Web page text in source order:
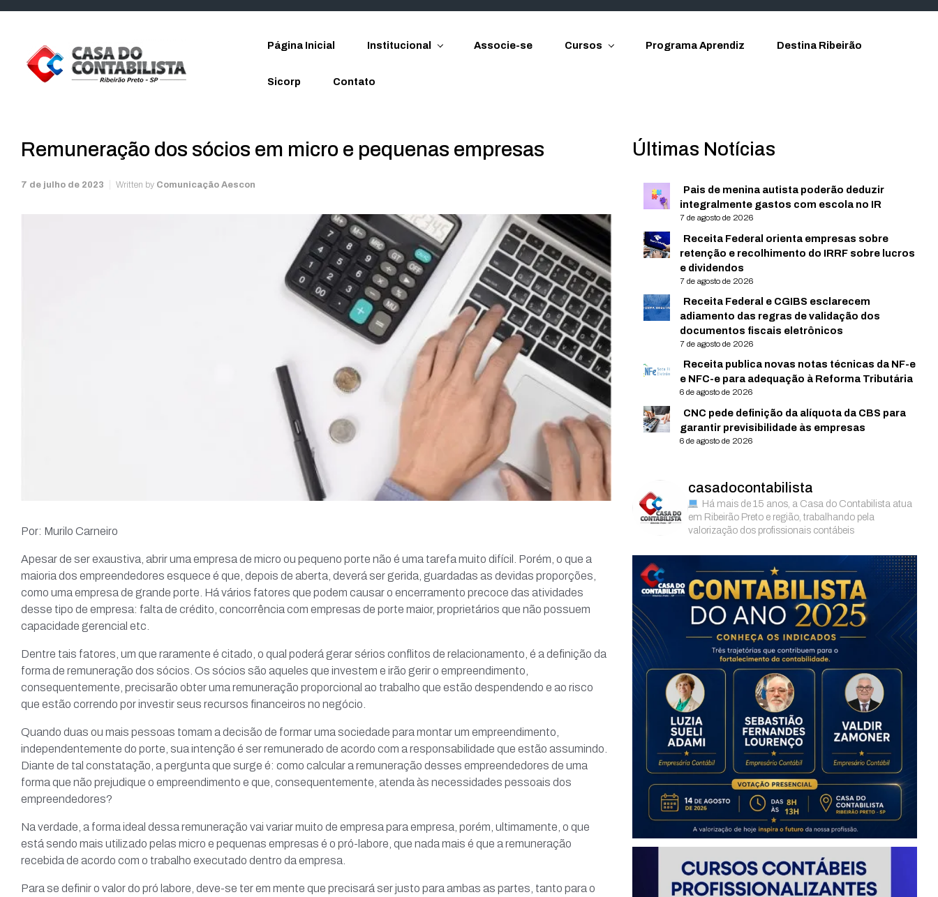
Página Inicial Institucional Associe-se Cursos Programa Aprendiz Destina Ribeirão
Sicorp Contato
Remuneração dos sócios em micro e pequenas empresas
7 de julho de 2023 Written by Comunicação Aescon
Por: Murilo Carneiro
Apesar de ser exaustiva, abrir uma empresa de micro ou pequeno porte não é uma tarefa muito difícil. Porém, o que a
maioria dos empreendedores esquece é que, depois de aberta, deverá ser gerida, guardadas as devidas proporções,
como uma empresa de grande porte. Há vários fatores que podem causar o encerramento precoce das atividades
desse tipo de empresa: falta de crédito, concorrência com empresas de porte maior, proprietários que não possuem
capacidade gerencial etc.
Dentre tais fatores, um que raramente é citado, o qual poderá gerar sérios conflitos de relacionamento, é a definição da
forma de remuneração dos sócios. Os sócios são aqueles que investem e irão gerir o empreendimento,
consequentemente, precisarão obter uma remuneração proporcional ao trabalho que estão despendendo e ao risco
que estão correndo por investir seus recursos financeiros no negócio.
Quando duas ou mais pessoas tomam a decisão de formar uma sociedade para montar um empreendimento,
independentemente do porte, sua intenção é ser remunerado de acordo com a responsabilidade que estão assumindo.
Diante de tal constatação, a pergunta que surge é: como calcular a remuneração desses empreendedores de uma
forma que não prejudique o empreendimento e que, consequentemente, atenda às necessidades pessoais dos
empreendedores?
Na verdade, a forma ideal dessa remuneração vai variar muito de empresa para empresa, porém, ultimamente, o que
está sendo mais utilizado pelas micro e pequenas empresas é o pró-labore, que nada mais é que a remuneração
recebida de acordo com o trabalho executado dentro da empresa.
Para se definir o valor do pró labore, deve-se ter em mente que precisará ser justo para ambas as partes, tanto para o
Últimas Notícias
Pais de menina autista poderão deduzir
integralmente gastos com escola no IR
7 de agosto de 2026
Receita Federal orienta empresas sobre
retenção e recolhimento do IRRF sobre lucros
e dividendos
7 de agosto de 2026
Receita Federal e CGIBS esclarecem
adiamento das regras de validação dos
documentos fiscais eletrônicos
7 de agosto de 2026
Receita publica novas notas técnicas da NF-e
e NFC-e para adequação à Reforma Tributária
6 de agosto de 2026
CNC pede definição da alíquota da CBS para
garantir previsibilidade às empresas
6 de agosto de 2026
casadocontabilista
Há mais de 15 anos, a Casa do Contabilista atua
em Ribeirão Preto e região, trabalhando pela
valorização dos profissionais contábeis